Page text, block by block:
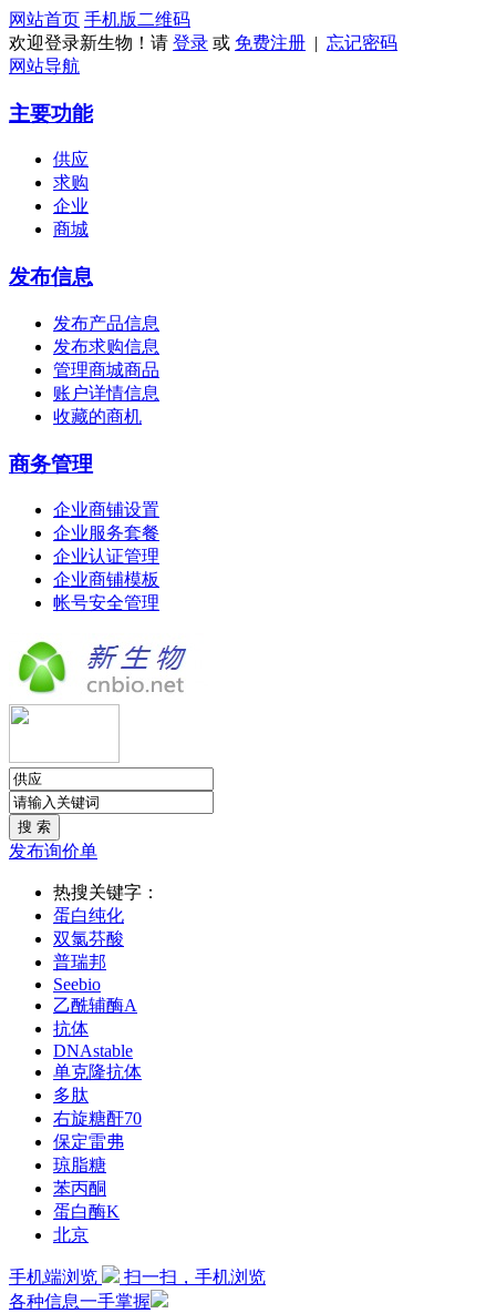
网站首页 手机版 二维码
欢迎登录新生物！请 登录 或 免费注册 | 忘记密码
网站导航
主要功能
供应
求购
企业
商城
发布信息
发布产品信息
发布求购信息
管理商城商品
账户详情信息
收藏的商机
商务管理
企业商铺设置
企业服务套餐
企业认证管理
企业商铺模板
帐号安全管理
发布询价单
热搜关键字：
蛋白纯化
双氯芬酸
普瑞邦
Seebio
乙酰辅酶A
抗体
DNAstable
单克隆抗体
多肽
右旋糖酐70
保定雷弗
琼脂糖
苯丙酮
蛋白酶K
北京
手机端浏览
扫一扫，手机浏览
各种信息一手掌握